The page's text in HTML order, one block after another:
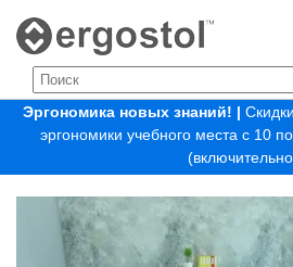
Эргономика новых знаний! |
эргономики учебного места с 10